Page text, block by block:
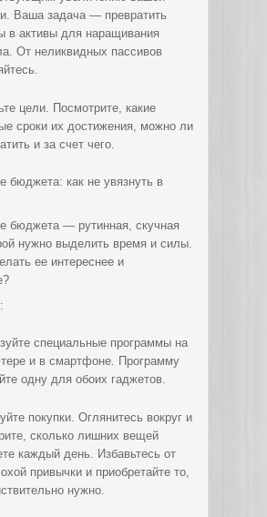
Ваша задача — превратить
в активы для наращивания
От неликвидных пассивов
цели. Посмотрите, какие
сроки их достижения, можно ли
и за счет чего.
бюджета: как не увязнуть в
бюджета — рутинная, скучная
нужно выделить время и силы.
ее интереснее и
специальные программы на
и в смартфоне. Программу
одну для обоих гаджетов.
покупки. Оглянитесь вокруг и
сколько лишних вещей
каждый день. Избавьтесь от
привычки и приобретайте то,
нужно.